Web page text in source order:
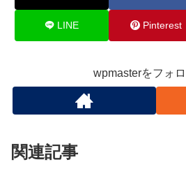
LINE Pinterest
wpmasterをフォ
関連記事